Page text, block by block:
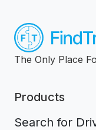
The Only Place
Products
Search for